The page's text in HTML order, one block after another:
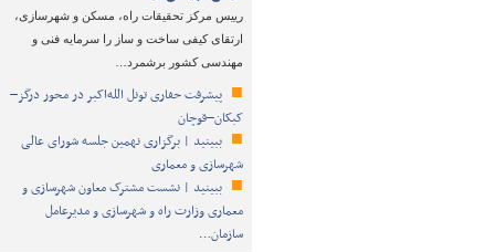
رییس مرکز تحقیقات راه، مسکن و شهرسازی،
ارتقای کیفی ساخت و ساز را سرمایه فنی و
مهندسی کشور برشمرد…
پیشرفت حفاری تونل الله‌اکبر در محور درگز–
کبکان–قوچان
ببینید | برگزاری نهمین جلسه شورای عالی
شهرسازی و معماری
ببینید | نشست مشترک معاون شهرسازی و
معماری وزارت راه و شهرسازی و مدیرعامل
سازمان…